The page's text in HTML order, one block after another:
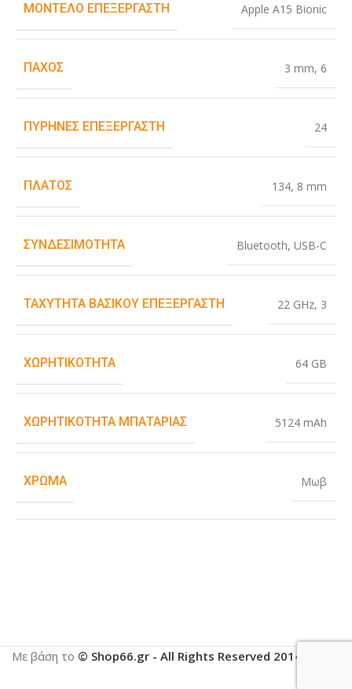
ΜΟΝΤΈΛΟ ΕΠΕΞΕΡΓΑΣΤΉ Apple A15 Bionic
ΠΆΧΟΣ 3 mm, 6
ΠΥΡΉΝΕΣ ΕΠΕΞΕΡΓΑΣΤΉ 24
ΠΛΆΤΟΣ 134, 8 mm
ΣΥΝΔΕΣΙΜΌΤΗΤΑ Bluetooth, USB-C
ΤΑΧΎΤΗΤΑ ΒΑΣΙΚΟΎ ΕΠΕΞΕΡΓΑΣΤΉ 22 GHz, 3
ΧΩΡΗΤΙΚΌΤΗΤΑ 64 GB
ΧΩΡΗΤΙΚΌΤΗΤΑ ΜΠΑΤΑΡΊΑΣ 5124 mAh
ΧΡΏΜΑ Μωβ
Με βάση το © Shop66.gr - All Rights Reserved 2014-2025